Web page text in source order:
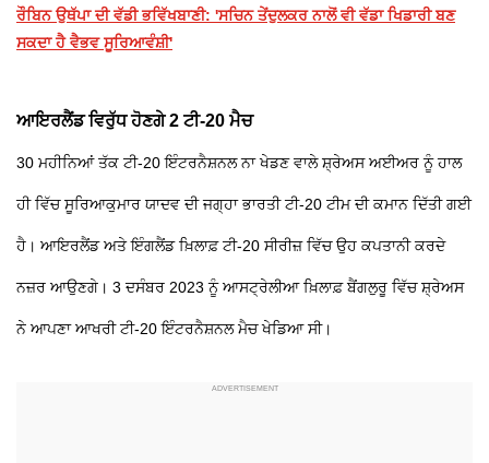
ਰੌਬਿਨ ਉਥੱਪਾ ਦੀ ਵੱਡੀ ਭਵਿੱਖਬਾਣੀ: 'ਸਚਿਨ ਤੇਂਦੁਲਕਰ ਨਾਲੋਂ ਵੀ ਵੱਡਾ ਖਿਡਾਰੀ ਬਣ
ਸਕਦਾ ਹੈ ਵੈਭਵ ਸੂਰਿਆਵੰਸ਼ੀ'
ਆਇਰਲੈਂਡ ਵਿਰੁੱਧ ਹੋਣਗੇ 2 ਟੀ-20 ਮੈਚ
30 ਮਹੀਨਿਆਂ ਤੱਕ ਟੀ-20 ਇੰਟਰਨੈਸ਼ਨਲ ਨਾ ਖੇਡਣ ਵਾਲੇ ਸ਼੍ਰੇਅਸ ਅਈਅਰ ਨੂੰ ਹਾਲ
ਹੀ ਵਿੱਚ ਸੂਰਿਆਕੁਮਾਰ ਯਾਦਵ ਦੀ ਜਗ੍ਹਾ ਭਾਰਤੀ ਟੀ-20 ਟੀਮ ਦੀ ਕਮਾਨ ਦਿੱਤੀ ਗਈ
ਹੈ। ਆਇਰਲੈਂਡ ਅਤੇ ਇੰਗਲੈਂਡ ਖ਼ਿਲਾਫ਼ ਟੀ-20 ਸੀਰੀਜ਼ ਵਿੱਚ ਉਹ ਕਪਤਾਨੀ ਕਰਦੇ
ਨਜ਼ਰ ਆਉਣਗੇ। 3 ਦਸੰਬਰ 2023 ਨੂੰ ਆਸਟ੍ਰੇਲੀਆ ਖ਼ਿਲਾਫ਼ ਬੈਂਗਲੁਰੂ ਵਿੱਚ ਸ਼੍ਰੇਅਸ
ਨੇ ਆਪਣਾ ਆਖਰੀ ਟੀ-20 ਇੰਟਰਨੈਸ਼ਨਲ ਮੈਚ ਖੇਡਿਆ ਸੀ।